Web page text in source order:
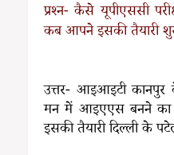
प्रश्न- कैसे यूपीएससी
कब आपने इसकी तैयारी
उत्तर- आइआइटी
मन में आइएएस बनने का
इसकी तैयारी दिल्ली के